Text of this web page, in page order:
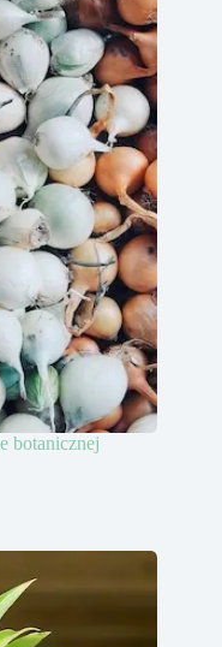
botanicznej